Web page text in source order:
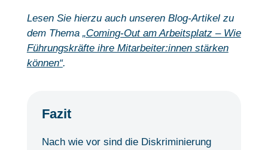
Lesen Sie hierzu auch unseren Blog-Artikel zu
dem Thema „Coming-Out am Arbeitsplatz – Wie
Führungskräfte ihre Mitarbeiter:innen stärken
können“.
Fazit
Nach wie vor sind die Diskriminierung